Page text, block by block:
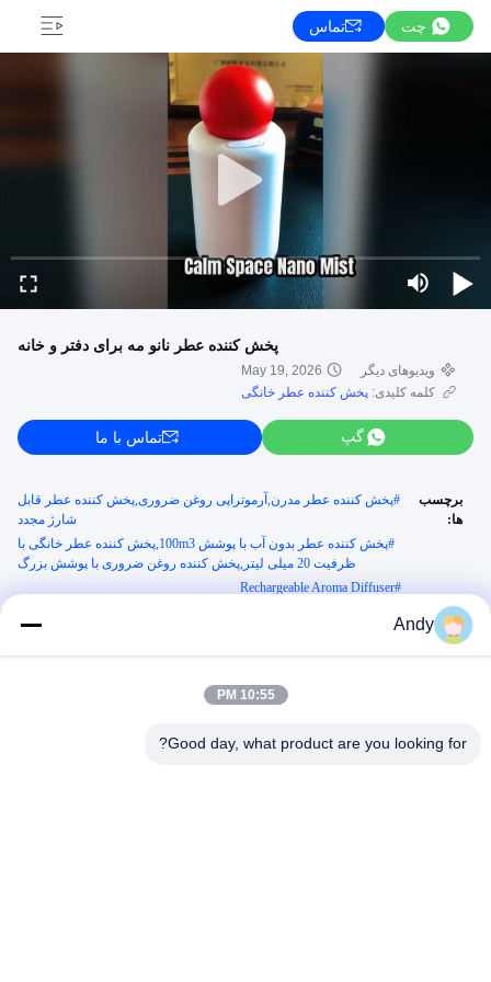
چت تماس
پخش کننده عطر نانو مه برای دفتر و خانه
ویدیوهای دیگر
May 19, 2026
کلمه کلیدی: پخش کننده عطر خانگی
گپ تماس با ما
برچسب
ها:
#پخش کننده عطر مدرن,آرموتراپی روغن ضروری,پخش کننده عطر قابل
شارژ مجدد
#
پخش کننده عطر بدون آب با پوشش 100m3,پخش کننده عطر خانگی با
ظرفیت 20 میلی لیتر,پخش کننده روغن ضروری با پوشش بزرگ
#
Rechargeable Aroma Diffuser
داخلی را با استفاده از فناوری پیشرفته انتشار بدون آب تغییر می دهد. برنامه‌های
کاربردی دنیای واقعی را در تنظیمات اداری و خانگی خواهید دید، در مورد
فهمید که چگونه طراحی قابل حمل و شارژ USB آن را برای چندین سناریو ایده‌آل
Andy
10:55 PM
Good day, what product are you looking for?